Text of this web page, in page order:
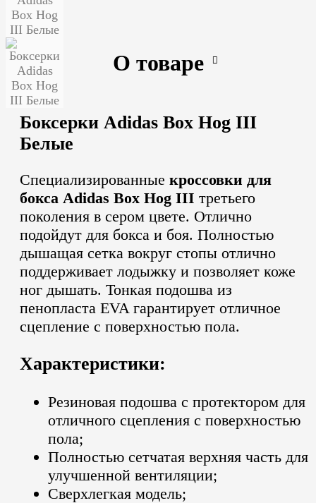
О товаре
Боксерки Adidas Box Hog III
Белые
Специализированные кроссовки для
бокса Adidas Box Hog III третьего
поколения в сером цвете. Отлично
подойдут для бокса и боя. Полностью
дышащая сетка вокруг стопы отлично
поддерживает лодыжку и позволяет коже
ног дышать. Тонкая подошва из
пенопласта EVA гарантирует отличное
сцепление с поверхностью пола.
Характеристики:
Резиновая подошва с протектором для
отличного сцепления с поверхностью
пола;
Полностью сетчатая верхняя часть для
улучшенной вентиляции;
Сверхлегкая модель;